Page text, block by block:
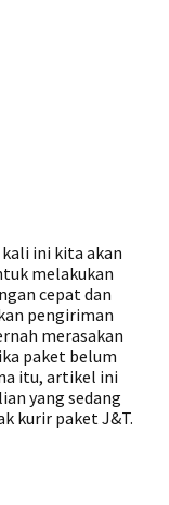
ini kita akan
melakukan
cepat dan
pengiriman
merasakan
paket belum
itu, artikel ini
yang sedang
kurir paket J&T.